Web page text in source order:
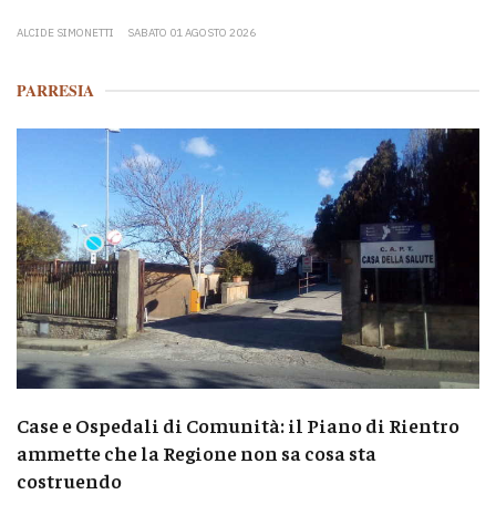
ALCIDE SIMONETTI SABATO 01 AGOSTO 2026
PARRESIA
Case e Ospedali di Comunità: il Piano di Rientro
ammette che la Regione non sa cosa sta
costruendo